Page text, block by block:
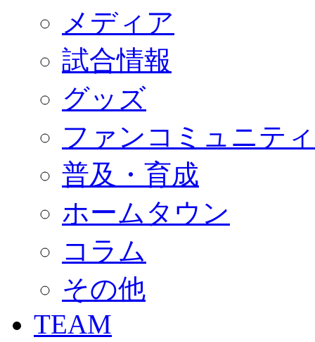
2026/27ファンコミュニティ
サポートショップ
GOODS
オフィシャルストア（実店舗）
オンラインストア
ACADEMY
アカデミーについて
コーチ&スタッフ
ジュニア
ジュニアユース
ユース
練習拠点（ナラディーア）
SCHOOL
CLUB
パートナー募集
クラブ理念
サステナビリティ
Web制作支援
応援プロジェクト
メディア
試合情報
グッズ
ファンコミュニティ
普及・育成
ホームタウン
コラム
その他
TEAM